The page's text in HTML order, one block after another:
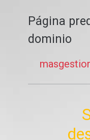
Página
dominio